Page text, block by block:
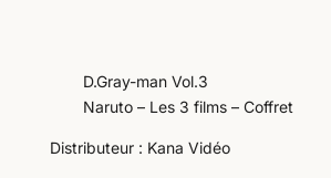
D.Gray-man Vol.3
Naruto – Les 3 films – Coffret
Distributeur : Kana Vidéo